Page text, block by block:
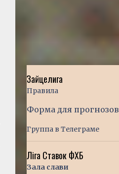
Зайцелига
Правила
Форма для прогнозов
Группа в Телеграме
Ліга Ставок ФХБ
Зала слави